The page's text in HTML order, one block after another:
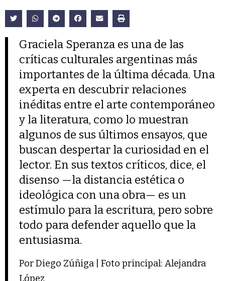
Graciela Speranza es una de las
críticas culturales argentinas más
importantes de la última década. Una
experta en descubrir relaciones
inéditas entre el arte contemporáneo
y la literatura, como lo muestran
algunos de sus últimos ensayos, que
buscan despertar la curiosidad en el
lector. En sus textos críticos, dice, el
disenso —la distancia estética o
ideológica con una obra— es un
estímulo para la escritura, pero sobre
todo para defender aquello que la
entusiasma.
Por Diego Zúñiga | Foto principal: Alejandra
López